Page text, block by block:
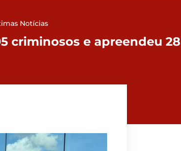
Notícias
criminosos e apreendeu